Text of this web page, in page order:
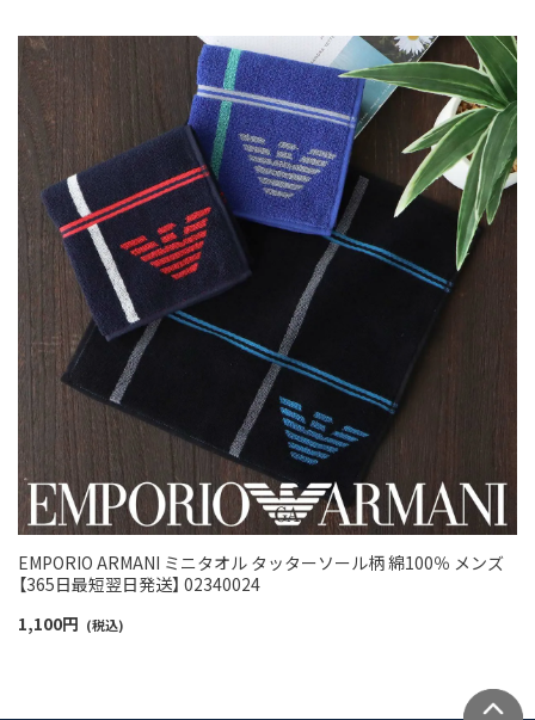
EMPORIO ARMANI ミニタオル タッターソール柄 綿100％ メンズ
【365日最短翌日発送】 02340024
1,100円 (税込)